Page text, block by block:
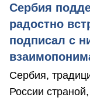
Сербия
радостно
подписал с
Сербия,
России